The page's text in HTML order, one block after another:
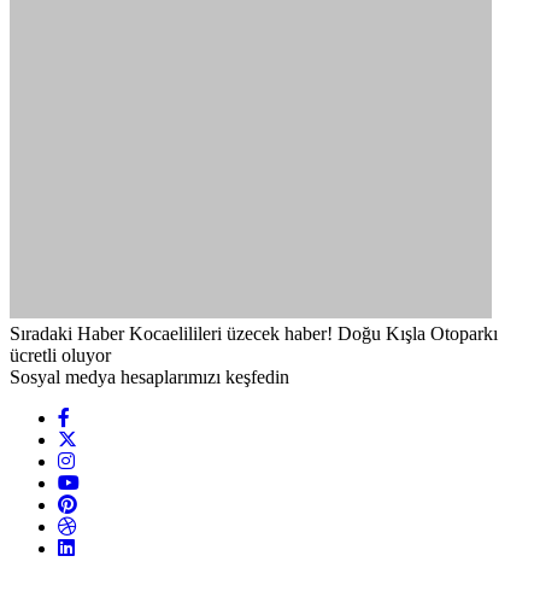
Sıradaki Haber Kocaelilileri üzecek haber! Doğu Kışla Otoparkı
ücretli oluyor
Sosyal medya hesaplarımızı keşfedin